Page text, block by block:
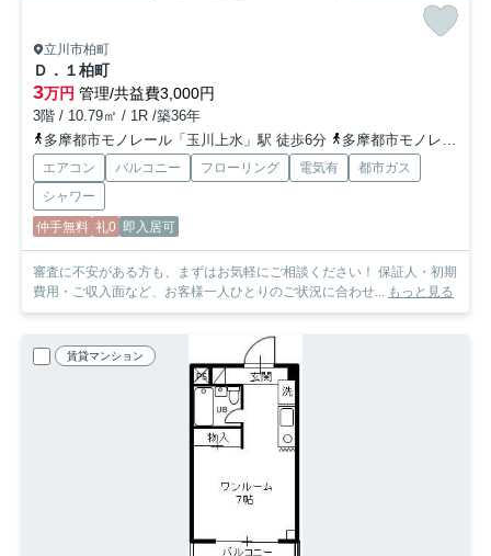
立川市柏町
Ｄ．１柏町
3万円 管理/共益費3,000円
3階 / 10.79㎡ / 1R /築36年
多摩都市モノレール「玉川上水」駅 徒歩6分
多摩都市モノレール「砂川七番」駅 徒歩10分
エアコン バルコニー フローリング 電気有
都市ガス
シャワー
仲手無料 礼0 即入居可
審査に不安がある方も、まずはお気軽にご相談ください！ 保証人・初期
費用・ご収入面など、お客様一人ひとりのご状況に合わせ... もっと見る
賃貸マンション